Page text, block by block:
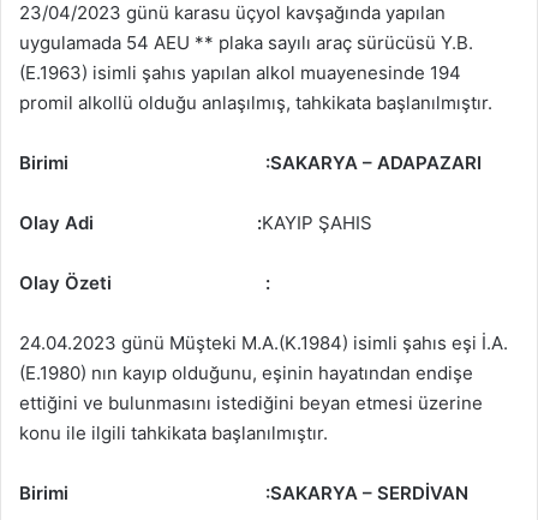
23/04/2023 günü karasu üçyol kavşağında yapılan
uygulamada 54 AEU ** plaka sayılı araç sürücüsü Y.B.
(E.1963) isimli şahıs yapılan alkol muayenesinde 194
promil alkollü olduğu anlaşılmış, tahkikata başlanılmıştır.
Birimi :SAKARYA – ADAPAZARI
Olay Adi :KAYIP ŞAHIS
Olay Özeti :
24.04.2023 günü Müşteki M.A.(K.1984) isimli şahıs eşi İ.A.
(E.1980) nın kayıp olduğunu, eşinin hayatından endişe
ettiğini ve bulunmasını istediğini beyan etmesi üzerine
konu ile ilgili tahkikata başlanılmıştır.
Birimi :SAKARYA – SERDİVAN